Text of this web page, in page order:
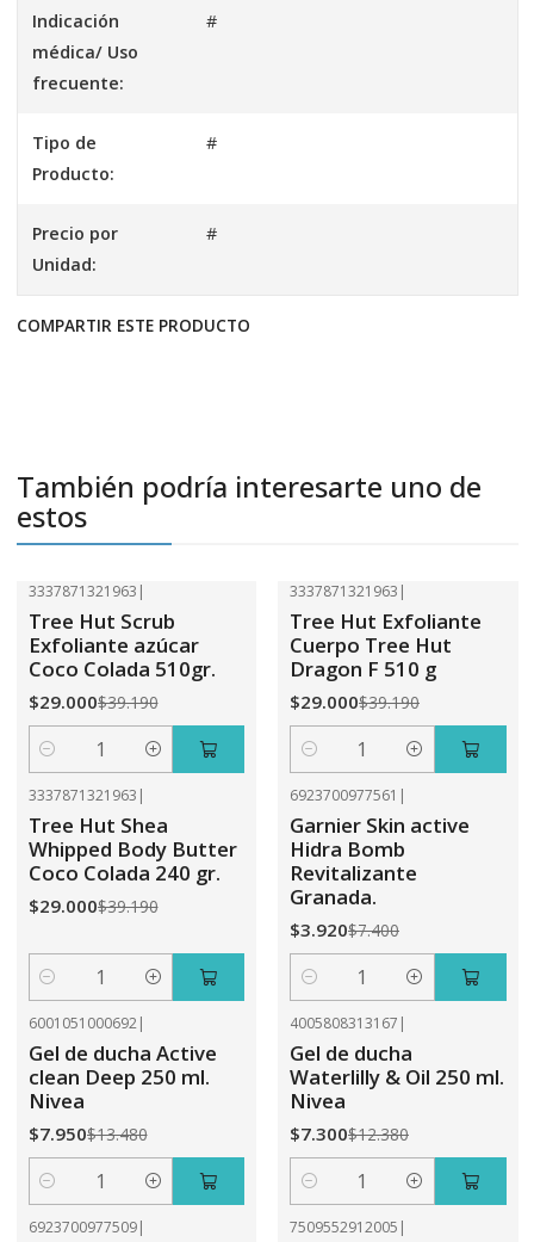
Indicación
médica/ Uso
frecuente:
#
Tipo de
Producto:
#
Precio por
Unidad:
#
COMPARTIR ESTE PRODUCTO
También podría interesarte uno de
estos
3337871321963 |
Tree Hut Scrub
Exfoliante azúcar
Coco Colada 510gr.
$29.000$39.190
Cantidad
3337871321963 |
Tree Hut Exfoliante
Cuerpo Tree Hut
Dragon F 510 g
$29.000$39.190
Cantidad
3337871321963 |
Tree Hut Shea
Whipped Body Butter
Coco Colada 240 gr.
$29.000$39.190
Cantidad
6923700977561 |
Garnier Skin active
Hidra Bomb
Revitalizante
Granada.
$3.920$7.400
Cantidad
6001051000692|
Gel de ducha Active
clean Deep 250 ml.
Nivea
$7.950$13.480
Cantidad
4005808313167 |
Gel de ducha
Waterlilly & Oil 250 ml.
Nivea
$7.300$12.380
Cantidad
6923700977509| 7509552912005 |